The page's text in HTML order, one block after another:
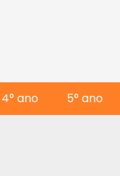
4° ano 5° ano